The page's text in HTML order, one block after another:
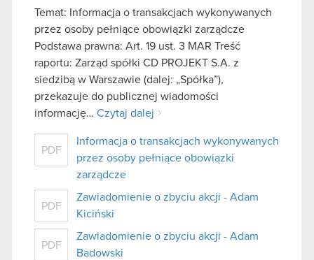
Temat: Informacja o transakcjach wykonywanych
przez osoby pełniące obowiązki zarządcze
Podstawa prawna: Art. 19 ust. 3 MAR Treść
raportu: Zarząd spółki CD PROJEKT S.A. z
siedzibą w Warszawie (dalej: „Spółka”),
przekazuje do publicznej wiadomości
informację… Czytaj dalej
PDF
Informacja o transakcjach wykonywanych
przez osoby pełniące obowiązki
zarządcze
PDF
Zawiadomienie o zbyciu akcji - Adam
Kiciński
PDF
Zawiadomienie o zbyciu akcji - Adam
Badowski